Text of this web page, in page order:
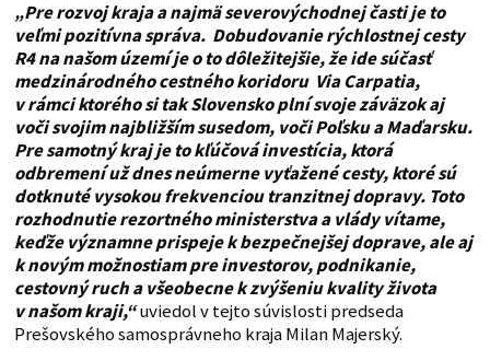
„Pre rozvoj kraja a najmä severovýchodnej časti je to
veľmi pozitívna správa. Dobudovanie rýchlostnej cesty
R4 na našom území je o to dôležitejšie, že ide súčasť
medzinárodného cestného koridoru Via Carpatia,
v rámci ktorého si tak Slovensko plní svoje záväzok aj
voči svojim najbližším susedom, voči Poľsku a Maďarsku.
Pre samotný kraj je to kľúčová investícia, ktorá
odbremení už dnes neúmerne vyťažené cesty, ktoré sú
dotknuté vysokou frekvenciou tranzitnej dopravy. Toto
rozhodnutie rezortného ministerstva a vlády vítame,
keďže významne prispeje k bezpečnejšej doprave, ale aj
k novým možnostiam pre investorov, podnikanie,
cestovný ruch a všeobecne k zvýšeniu kvality života
v našom kraji,“uviedol v tejto súvislosti predseda
Prešovského samosprávneho kraja Milan Majerský.